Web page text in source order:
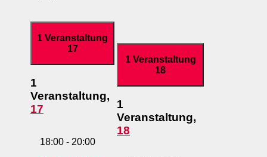
1 Veranstaltung
17
1
Veranstaltung,
17
18:00 - 20:00
1 Veranstaltung
18
1
Veranstaltung,
18